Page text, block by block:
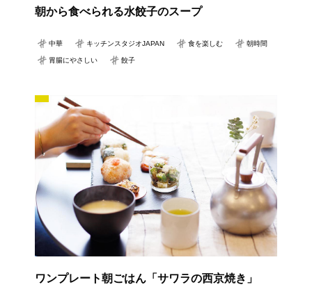
朝から食べられる水餃子のスープ
中華 キッチンスタジオJAPAN 食を楽しむ 朝時間
胃腸にやさしい 餃子
ワンプレート朝ごはん「サワラの西京焼き」